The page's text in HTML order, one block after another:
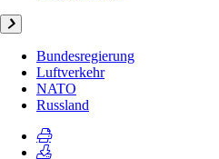
Bundesregierung
Luftverkehr
NATO
Russland